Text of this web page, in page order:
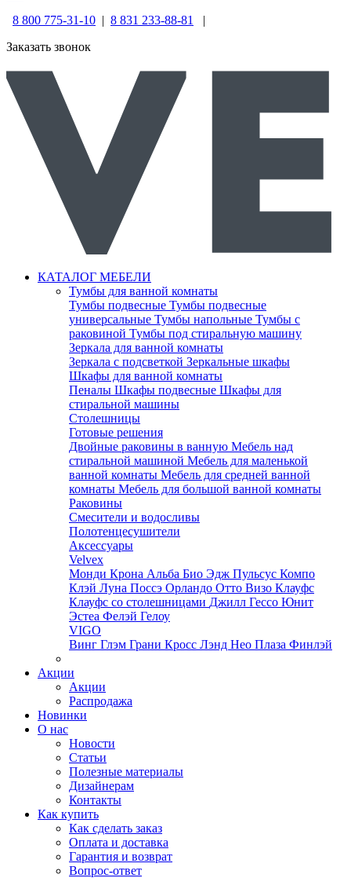
8 800 775-31-10 | 8 831 233-88-81
|
Заказать звонок
КАТАЛОГ МЕБЕЛИ
Тумбы для ванной комнаты
Тумбы подвесные Тумбы подвесные
универсальные Тумбы напольные Тумбы с
раковиной Тумбы под стиральную машину
Зеркала для ванной комнаты
Зеркала с подсветкой Зеркальные шкафы
Шкафы для ванной комнаты
Пеналы Шкафы подвесные Шкафы для
стиральной машины
Столешницы
Готовые решения
Двойные раковины в ванную Мебель над
стиральной машиной Мебель для маленькой
ванной комнаты Мебель для средней ванной
комнаты Мебель для большой ванной комнаты
Раковины
Смесители и водосливы
Полотенцесушители
Аксессуары
Velvex
Монди Крона Альба Био Эдж Пульсус Компо
Клэй Луна Поссэ Орландо Отто Визо Клауфс
Клауфс со столешницами Джилл Гессо Юнит
Эстеа Фелэй Гелоу
VIGO
Винг Глэм Грани Кросс Лэнд Нео Плаза Финлэй
Акции
Акции
Распродажа
Новинки
О нас
Новости
Статьи
Полезные материалы
Дизайнерам
Контакты
Как купить
Как сделать заказ
Оплата и доставка
Гарантия и возврат
Вопрос-ответ